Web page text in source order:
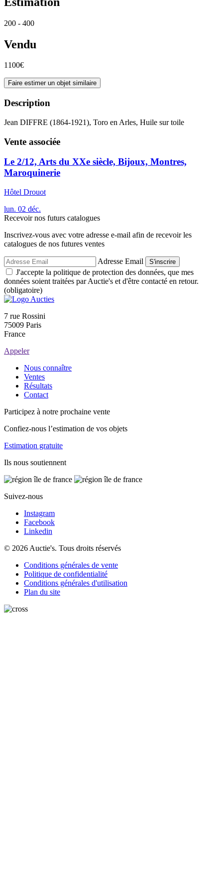
200 - 400
Vendu
1100€
Faire estimer un objet similaire
Description
Jean DIFFRE (1864-1921), Toro en Arles, Huile sur toile
Vente associée
Le 2/12, Arts du XXe siècle, Bijoux, Montres,
Maroquinerie
Hôtel Drouot
lun. 02 déc.
Recevoir nos futurs catalogues
Inscrivez-vous avec votre adresse e-mail afin de recevoir les
catalogues de nos futures ventes
Adresse Email S'inscrire
J'accepte la politique de protection des données, que mes
données soient traitées par Auctie's et d'être contacté en retour.
(obligatoire)
7 rue Rossini
75009 Paris
France
Appeler
Nous connaître
Ventes
Résultats
Contact
Participez à notre prochaine vente
Confiez-nous l’estimation de vos objets
Estimation gratuite
Ils nous soutiennent
Suivez-nous
Instagram
Facebook
Linkedin
© 2026 Auctie's. Tous droits réservés
Conditions générales de vente
Politique de confidentialité
Conditions générales d'utilisation
Plan du site